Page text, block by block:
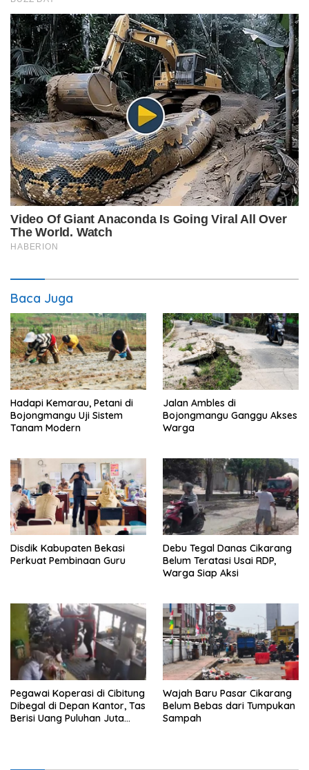
Baca Juga
Hadapi Kemarau, Petani di
Bojongmangu Uji Sistem
Tanam Modern
Jalan Ambles di
Bojongmangu Ganggu Akses
Warga
Disdik Kabupaten Bekasi
Perkuat Pembinaan Guru
Debu Tegal Danas Cikarang
Belum Teratasi Usai RDP,
Warga Siap Aksi
Pegawai Koperasi di Cibitung
Dibegal di Depan Kantor, Tas
Berisi Uang Puluhan Juta
Wajah Baru Pasar Cikarang
Belum Bebas dari Tumpukan
Sampah